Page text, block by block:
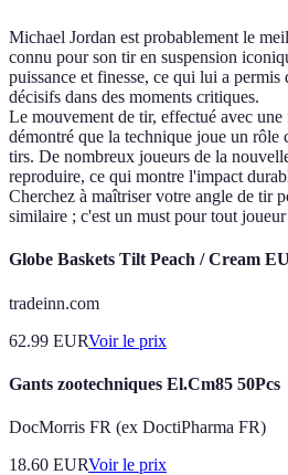
Michael Jordan est probablement le
connu pour son tir en suspension
puissance et finesse, ce qui lui a permis
décisifs dans des moments critiques.
Le mouvement de tir, effectué avec
démontré que la technique joue un rôle
tirs. De nombreux joueurs de la
reproduire, ce qui montre l'impact
Cherchez à maîtriser votre angle de tir
similaire ; c'est un must pour tout
Globe Baskets Tilt Peach / Cream
tradeinn.com
62.99 EURVoir le prix
Gants zootechniques El.Cm85 50Pcs
DocMorris FR (ex DoctiPharma FR)
18.60 EURVoir le prix